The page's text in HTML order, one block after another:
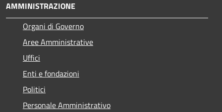
AMMINISTRAZIONE
Organi di Governo
Aree Amministrative
Uffici
Enti e fondazioni
Politici
Personale Amministrativo